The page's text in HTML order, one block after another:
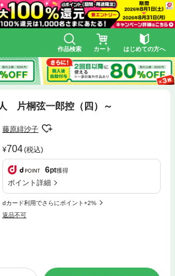
作品検索 カート はじめての方へ
片桐弦一郎控（四）～
藤原緋沙子
704(税込)
6pt獲得
ポイント詳細
dカード利用でさらにポイント+2%
返品不可